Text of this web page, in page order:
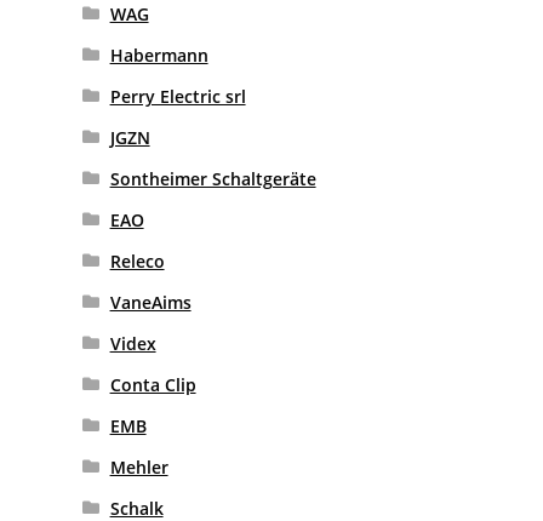
WAG
Habermann
Perry Electric srl
JGZN
Sontheimer Schaltgeräte
EAO
Releco
VaneAims
Videx
Conta Clip
EMB
Mehler
Schalk